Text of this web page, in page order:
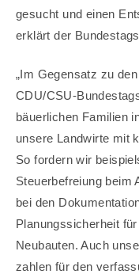
gesucht und einen
erklärt der
„Im Gegensatz zu
CDU/CSU-
bäuerlichen Familien
unsere Landwirte mit
So fordern wir
Steuerbefreiung beim
bei den
Planungssicherheit
Neubauten. Auch
zahlen für den